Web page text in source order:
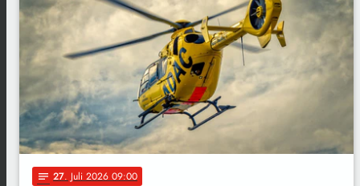
notes 27. Juli 2026 09:00